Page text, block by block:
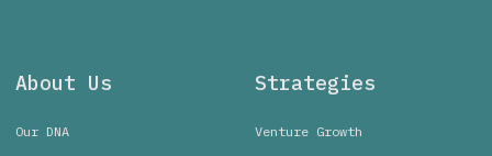
About Us
Our DNA
Strategies
Venture Growth